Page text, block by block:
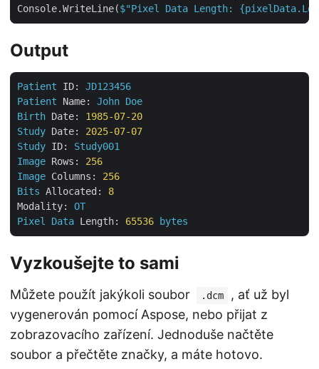
Console.WriteLine($"Pixel Data Length:
Output
Patient ID:
JD123456
Patient
Name: John Doe
Birth Date:
1985-07-20
Study Date:
2025-07-07
Study ID:
Study001
Image Rows:
256
Image Columns:
256
Bits Allocated:
8
Modality:
OT
Pixel
Data Length: 65536 bytes
Vyzkoušejte to sami
Můžete použít jakýkoli soubor .dcm
, ať už byl
vygenerován pomocí Aspose, nebo přijat z
zobrazovacího zařízení. Jednoduše načtěte
soubor a přečtěte značky, a máte hotovo.